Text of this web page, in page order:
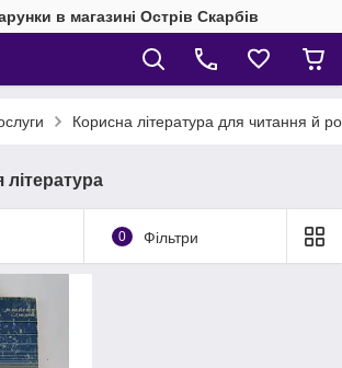
в магазині Острів Скарбів
Корисна література для читання й
0 Фільтри